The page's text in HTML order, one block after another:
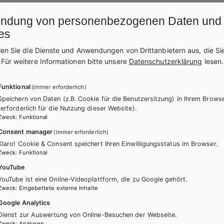
(Reading, Listening, SpeakingundWriting)und
Alle Tasks sind auf die einzelnenUnitsdes
Soundfiles stehen kostenlos als MP3s zum
WEITERLESEN
Bände dieser
von personenbezogenen Daten und
Sie die Dienste und Anwendungen von Drittanbietern aus, die
Für weitere Informationen bitte unsere Datenschutzerklärung lesen.
(immer erforderlich)
von Daten (z.B. Cookie für die Benutzersitzung) in Ihrem
für die Nutzung dieser Website).
: Funktional
manager (immer erforderlich)
Cookie & Consent speichert Ihren Einwilligungsstatus im Browser.
: Funktional
ist eine Online-Videoplattform, die zu Google gehört.
: Eingebettete externe Inhalte
Analytics
zur Auswertung von Online-Besuchen der Webseite.